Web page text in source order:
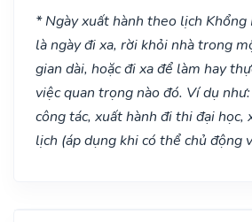
* Ngày xuất hành theo lịch Khổng
là ngày đi xa, rời khỏi nhà trong
gian dài, hoặc đi xa để làm hay
việc quan trọng nào đó. Ví dụ
công tác, xuất hành đi thi đại học,
lịch (áp dụng khi có thể chủ động